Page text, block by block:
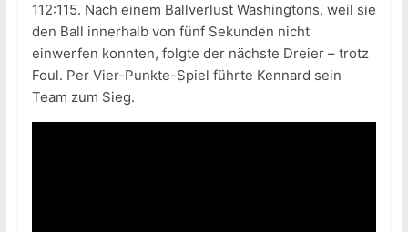
112:115. Nach einem Ballverlust Washingtons, weil sie
den Ball innerhalb von fünf Sekunden nicht
einwerfen konnten, folgte der nächste Dreier – trotz
Foul. Per Vier-Punkte-Spiel führte Kennard sein
Team zum Sieg.